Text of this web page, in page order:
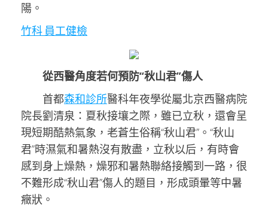
陽。
竹科 員工健檢
從西醫角度若何預防“秋山君”傷人
首都森和診所醫科年夜學從屬北京西醫病院
院長劉清泉：夏秋接壤之際，雖已立秋，還會呈
現短期酷熱氣象，老蒼生俗稱“秋山君”。“秋山
君”時濕氣和暑熱沒有散盡，立秋以后，有時會
感到身上燥熱，燥邪和暑熱聯絡接觸到一路，很
不難形成“秋山君”傷人的題目，形成頭暈等中暑
癥狀。